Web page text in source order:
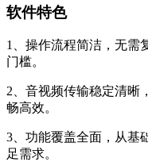
软件特色
1、操作流程简洁，无需
门槛。
2、音视频传输稳定清晰
畅高效。
3、功能覆盖全面，从基
足需求。